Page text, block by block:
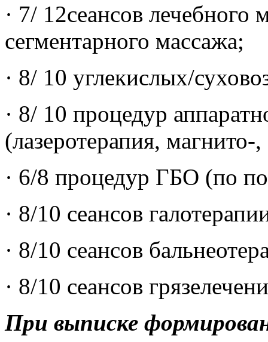
· 7/ 12сеансов лечебного
сегментарного массажа;
· 8/ 10 углекислых/
· 8/ 10 процедур
(лазеротерапия, магнито-
· 6/8 процедур ГБО (по
· 8/10 сеансов
· 8/10 сеансов
· 8/10 сеансов
При выписке